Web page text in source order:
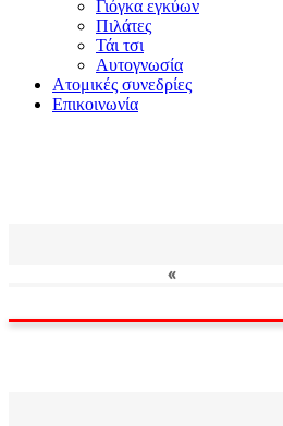
Γιόγκα εγκύων
Πιλάτες
Τάι τσι
Αυτογνωσία
Ατομικές συνεδρίες
Επικοινωνία
«